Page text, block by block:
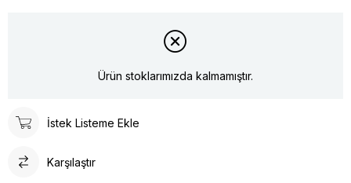
Ürün stoklarımızda kalmamıştır.
İstek Listeme Ekle
Karşılaştır